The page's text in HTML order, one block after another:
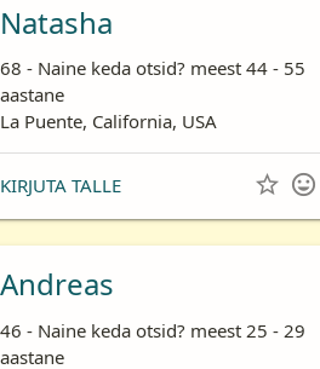
Natasha
68 - Naine keda otsid? meest 44 - 55
aastane
La Puente, California, USA
KIRJUTA TALLE  
Andreas
46 - Naine keda otsid? meest 25 - 29
aastane